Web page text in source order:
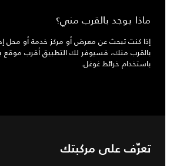
ماذا يوجد بالقرب مني؟
إذا كنت تبحث عن معرض أو مركز خدمة أو محل
بالقرب منك، فسيوفر لك التطبيق أقرب موقع
باستخدام خرائط غوغل.
تعرّف على مركبتك